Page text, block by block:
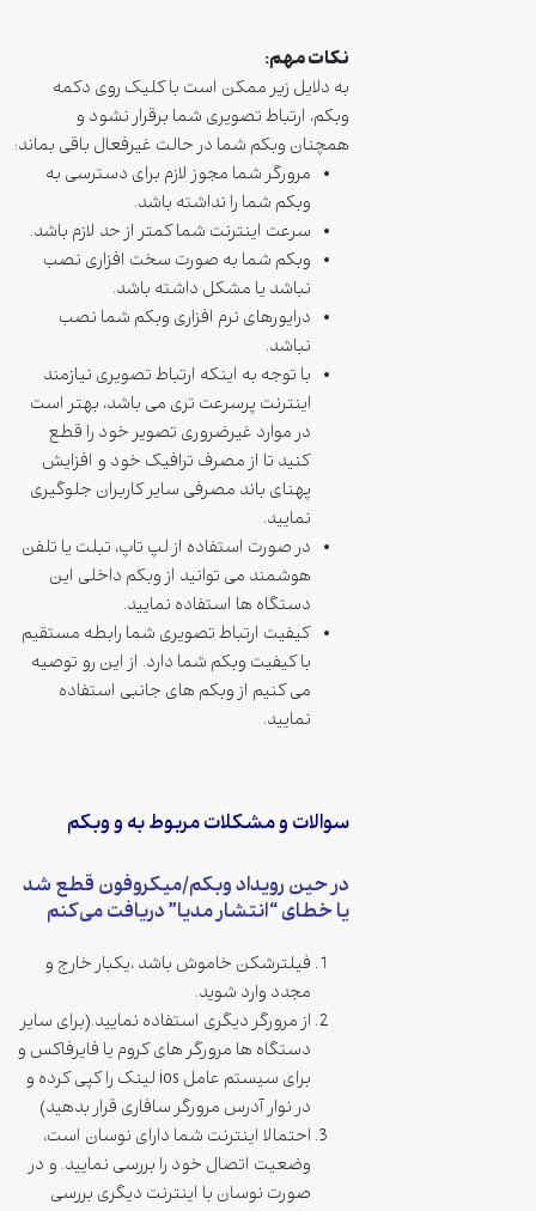
نکات مهم:
به دلایل زیر ممکن است با کلیک روی دکمه
وبکم، ارتباط تصویری شما برقرار نشود و
همچنان وبکم شما در حالت غیرفعال باقی بماند:
مرورگر شما مجوز لازم برای دسترسی به
وبکم شما را نداشته باشد.
سرعت اینترنت شما کمتر از حد لازم باشد.
وبکم شما به صورت سخت افزاری نصب
نباشد یا مشکل داشته باشد.
درایورهای نرم افزاری وبکم شما نصب
نباشد.
با توجه به اینکه ارتباط تصویری نیازمند
اینترنت پرسرعت تری می باشد، بهتر است
در موارد غیرضروری تصویر خود را قطع
کنید تا از مصرف ترافیک خود و افزایش
پهنای باند مصرفی سایر کاربران جلوگیری
نمایید.
در صورت استفاده از لپ تاپ، تبلت یا تلفن
هوشمند می توانید از وبکم داخلی این
دستگاه ها استفاده نمایید.
کیفیت ارتباط تصویری شما رابطه مستقیم
با کیفیت وبکم شما دارد. از این رو توصیه
می کنیم از وبکم های جانبی استفاده
نمایید.
سوالات و مشکلات مربوط به و وبکم
در حین رویداد وبکم/میکروفون قطع شد
یا خطای “انتشار مدیا” دریافت می‌کنم
فیلترشکن خاموش باشد ،یکبار خارج و
مجدد وارد شوید.
از مرورگر دیگری استفاده نمایید.(برای سایر
دستگاه ها مرورگر های کروم یا فایرفاکس و
برای سیستم عامل ios لینک را کپی کرده و
در نوار آدرس مرورگر سافاری قرار بدهید)
احتمالا اینترنت شما دارای نوسان است،
وضعیت اتصال خود را بررسی نمایید. و در
صورت نوسان با اینترنت دیگری بررسی